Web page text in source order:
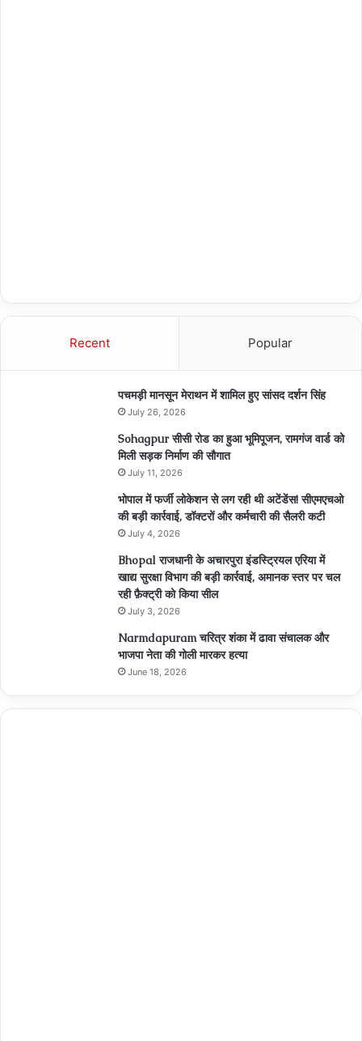
Recent Popular
पचमड़ी मानसून मेराथन में शामिल हुए सांसद दर्शन सिंह
July 26, 2026
Sohagpur सीसी रोड का हुआ भूमिपूजन, रामगंज वार्ड को
मिली सड़क निर्माण की सौगात
July 11, 2026
भोपाल में फर्जी लोकेशन से लग रही थी अटेंडेंस! सीएमएचओ
की बड़ी कार्रवाई, डॉक्टरों और कर्मचारी की सैलरी कटी
July 4, 2026
Bhopal राजधानी के अचारपुरा इंडस्ट्रियल एरिया में
खाद्य सुरक्षा विभाग की बड़ी कार्रवाई, अमानक स्तर पर चल
रही फ़ैक्ट्री को किया सील
July 3, 2026
Narmdapuram चरित्र शंका में ढावा संचालक और
भाजपा नेता की गोली मारकर हत्या
June 18, 2026